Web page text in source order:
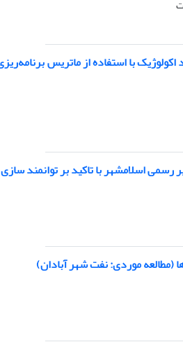
اسلامشهر با تاکید بر توانمند سازی
(مطالعه موردی: نفت شهر آبادان)